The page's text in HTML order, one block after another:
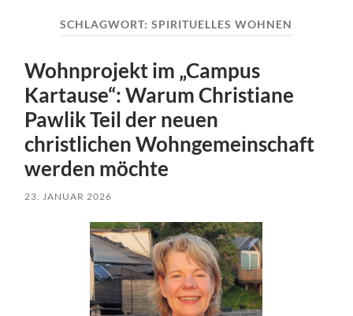
SCHLAGWORT:SPIRITUELLES WOHNEN
Wohnprojekt im „Campus
Kartause“: Warum Christiane
Pawlik Teil der neuen
christlichen Wohngemeinschaft
werden möchte
23. JANUAR 2026